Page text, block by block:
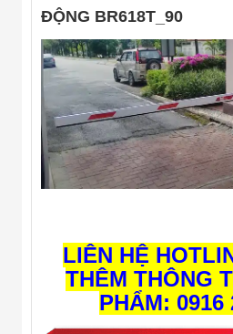
ĐỘNG BR618T_90
LIÊN HỆ
THÊM THÔNG
PHẨM: 0916